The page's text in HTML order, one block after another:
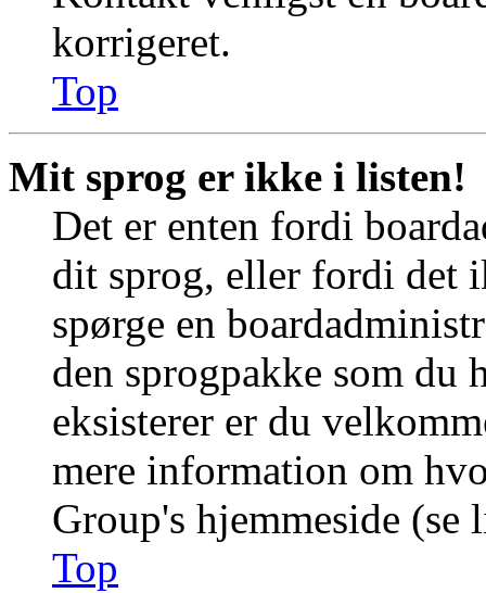
korrigeret.
Top
Mit sprog er ikke i listen!
Det er enten fordi
dit sprog, eller fordi det
spørge en
den sprogpakke som du
eksisterer er du
mere information om
Group's hjemmeside (se
Top